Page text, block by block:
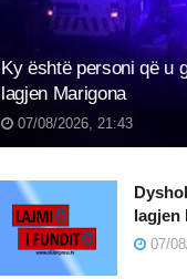
Ky është personi që u
lagjen Marigona
07/08/2026, 21:43
lagjen
07/